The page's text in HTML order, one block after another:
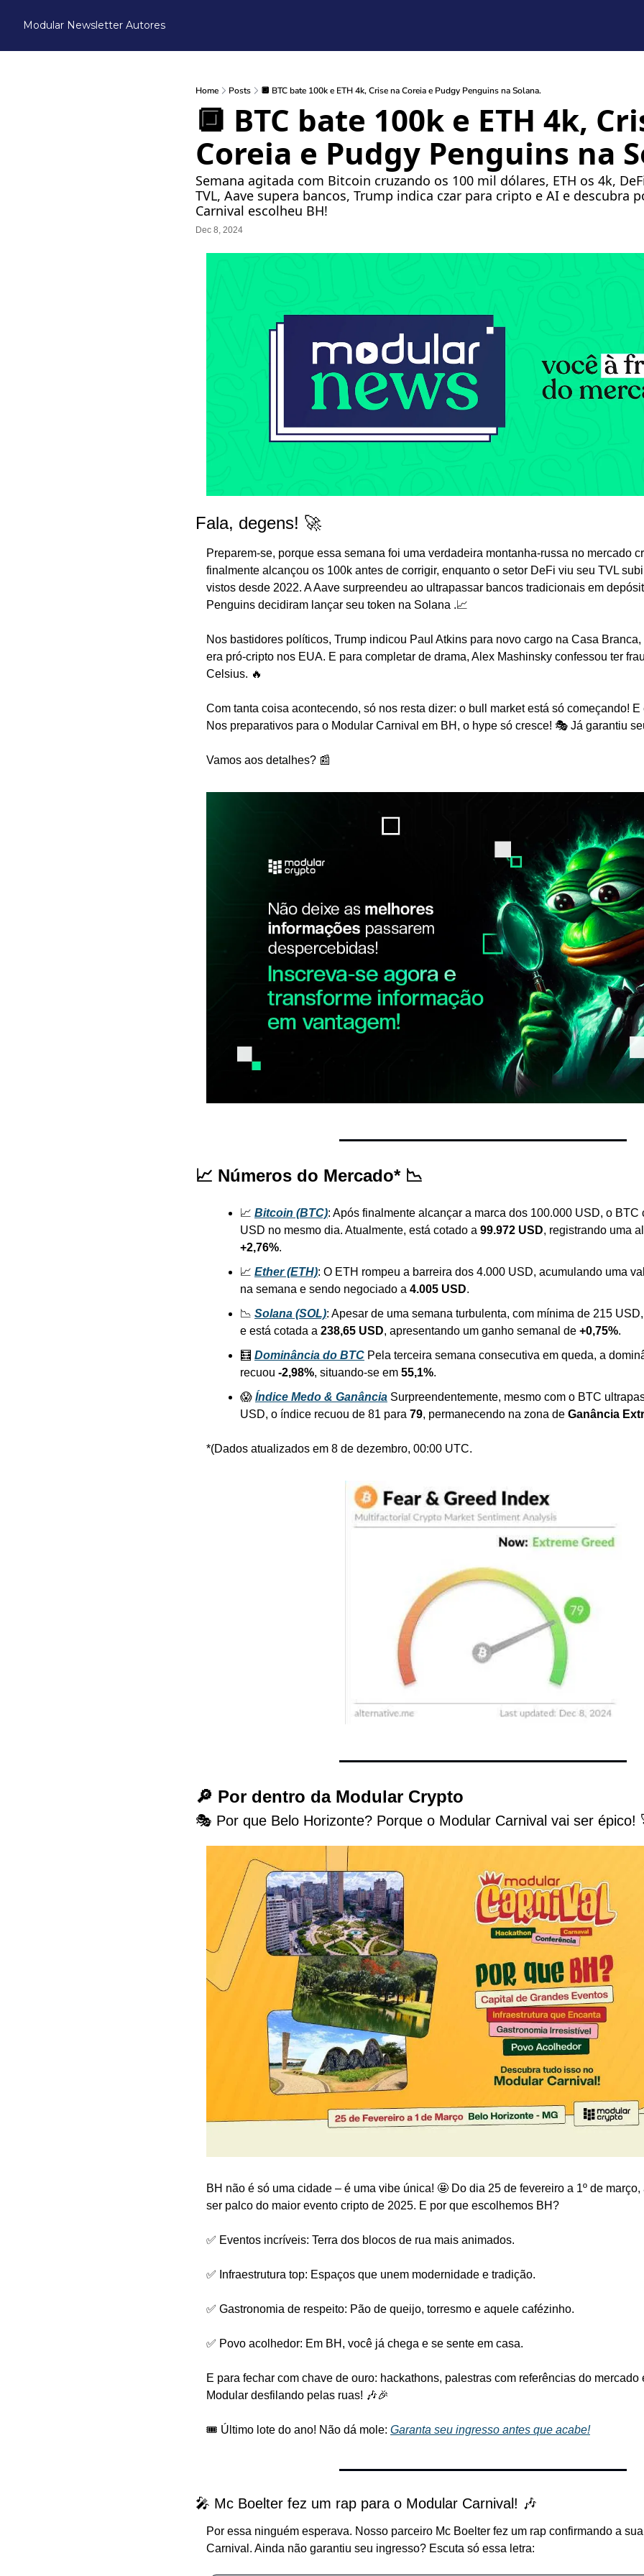
Modular Newsletter Autores
Home Posts 🔲 BTC bate 100k e ETH 4k, Crise na Coreia e Pudgy Penguins na Solana.
🔲 BTC bate 100k e ETH 4k,
Coreia e Pudgy Penguins na
Semana agitada com Bitcoin cruzando os 100 mil dólares, ETH os 4k,
TVL, Aave supera bancos, Trump indica czar para cripto e AI e descubra
Carnival escolheu BH!
Dec 8, 2024
Fala, degens! 🚀
Preparem-se, porque essa semana foi uma verdadeira montanha-russa no mercado
finalmente alcançou os 100k antes de corrigir, enquanto o setor DeFi viu seu TVL
vistos desde 2022. A Aave surpreendeu ao ultrapassar bancos tradicionais em
Penguins decidiram lançar seu token na Solana .📈
Nos bastidores políticos, Trump indicou Paul Atkins para novo cargo na Casa
era pró-cripto nos EUA. E para completar de drama, Alex Mashinsky confessou ter
Celsius. 🔥
Com tanta coisa acontecendo, só nos resta dizer: o bull market está só começando!
Nos preparativos para o Modular Carnival em BH, o hype só cresce! 🎭 Já garantiu
Vamos aos detalhes? 📰
📈 Números do Mercado* 📉
📈 Bitcoin (BTC): Após finalmente alcançar a marca dos 100.000 USD, o BTC
USD no mesmo dia. Atualmente, está cotado a 99.972 USD
+2,76%.
📈 Ether (ETH): O ETH rompeu a barreira dos 4.000 USD, acumulando uma
na semana e sendo negociado a 4.005 USD.
📉 Solana (SOL): Apesar de uma semana turbulenta, com mínima de 215
e está cotada a 238,65 USD, apresentando um ganho semanal de +0,75%.
🧮 Dominância do BTC Pela terceira semana consecutiva em queda, a
recuou -2,98%, situando-se em 55,1%.
😱 Índice Medo & Ganância Surpreendentemente, mesmo com o BTC
USD, o índice recuou de 81 para 79, permanecendo na zona de Ganância
*(Dados atualizados em 8 de dezembro, 00:00 UTC.
🔎 Por dentro da Modular Crypto
🎭 Por que Belo Horizonte? Porque o Modular Carnival vai ser épico!
BH não é só uma cidade – é uma vibe única! 🤩 Do dia 25 de fevereiro a 1º de
ser palco do maior evento cripto de 2025. E por que escolhemos BH?
✅ Eventos incríveis: Terra dos blocos de rua mais animados.
✅ Infraestrutura top: Espaços que unem modernidade e tradição.
✅ Gastronomia de respeito: Pão de queijo, torresmo e aquele cafézinho.
✅ Povo acolhedor: Em BH, você já chega e se sente em casa.
E para fechar com chave de ouro: hackathons, palestras com referências do
Modular desfilando pelas ruas! 🎶🎉
🎟️ Último lote do ano! Não dá mole: Garanta seu ingresso antes que acabe!
🎤 Mc Boelter fez um rap para o Modular Carnival! 🎶
Por essa ninguém esperava. Nosso parceiro Mc Boelter fez um rap confirmando a
Carnival. Ainda não garantiu seu ingresso? Escuta só essa letra: